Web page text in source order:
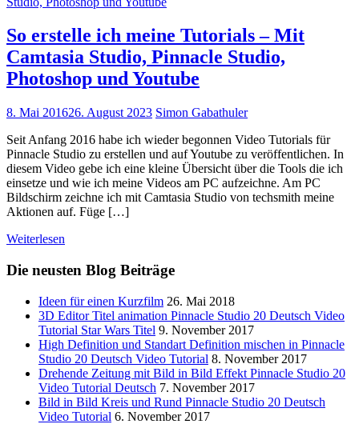
So erstelle ich meine Tutorials – Mit
Camtasia Studio, Pinnacle Studio,
Photoshop und Youtube
8. Mai 201626. August 2023 Simon Gabathuler
Seit Anfang 2016 habe ich wieder begonnen Video Tutorials für
Pinnacle Studio zu erstellen und auf Youtube zu veröffentlichen. In
diesem Video gebe ich eine kleine Übersicht über die Tools die ich
einsetze und wie ich meine Videos am PC aufzeichne. Am PC
Bildschirm zeichne ich mit Camtasia Studio von techsmith meine
Aktionen auf. Füge […]
Weiterlesen
Die neusten Blog Beiträge
Ideen für einen Kurzfilm 26. Mai 2018
3D Editor Titel animation Pinnacle Studio 20 Deutsch Video
Tutorial Star Wars Titel 9. November 2017
High Definition und Standart Definition mischen in Pinnacle
Studio 20 Deutsch Video Tutorial 8. November 2017
Drehende Zeitung mit Bild in Bild Effekt Pinnacle Studio 20
Video Tutorial Deutsch 7. November 2017
Bild in Bild Kreis und Rund Pinnacle Studio 20 Deutsch
Video Tutorial 6. November 2017